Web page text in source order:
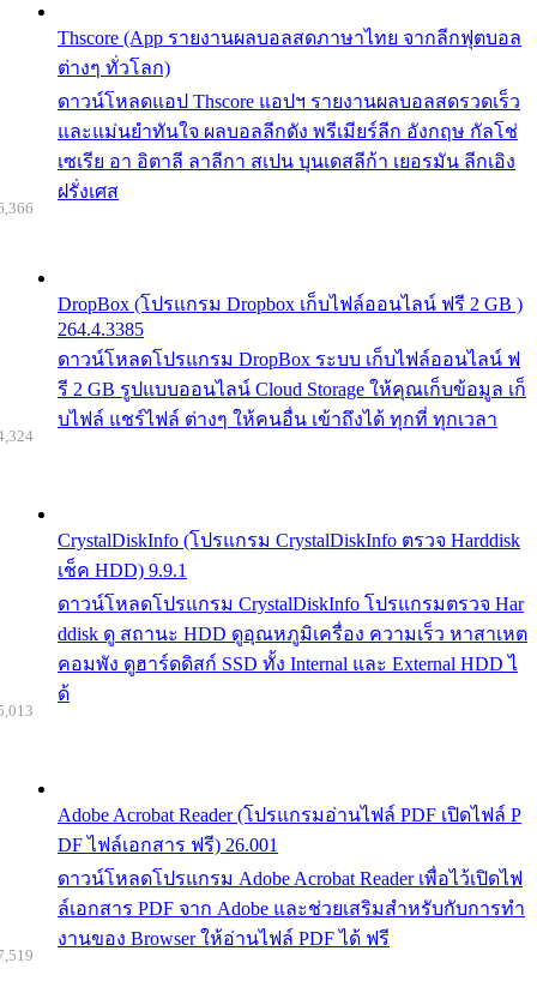
Thscore (App รายงานผลบอลสดภาษาไทย จากลีกฟุตบอล
ต่างๆ ทั่วโลก)
ดาวน์โหลดแอป Thscore แอปฯ รายงานผลบอลสดรวดเร็ว
และแม่นยำทันใจ ผลบอลลีกดัง พรีเมียร์ลีก อังกฤษ กัลโช่
เซเรีย อา อิตาลี ลาลีกา สเปน บุนเดสลีก้า เยอรมัน ลีกเอิง
ฝรั่งเศส
DropBox (โปรแกรม Dropbox เก็บไฟล์ออนไลน์ ฟรี 2 GB )
264.4.3385
ดาวน์โหลดโปรแกรม DropBox ระบบ เก็บไฟล์ออนไลน์ ฟ
รี 2 GB รูปแบบออนไลน์ Cloud Storage ให้คุณเก็บข้อมูล เก็
บไฟล์ แชร์ไฟล์ ต่างๆ ให้คนอื่น เข้าถึงได้ ทุกที่ ทุกเวลา
CrystalDiskInfo (โปรแกรม CrystalDiskInfo ตรวจ Harddisk
เช็ค HDD) 9.9.1
ดาวน์โหลดโปรแกรม CrystalDiskInfo โปรแกรมตรวจ Har
ddisk ดู สถานะ HDD ดูอุณหภูมิเครื่อง ความเร็ว หาสาเหต
คอมพัง ดูฮาร์ดดิสก์ SSD ทั้ง Internal และ External HDD ไ
ด้
Adobe Acrobat Reader (โปรแกรมอ่านไฟล์ PDF เปิดไฟล์ P
DF ไฟล์เอกสาร ฟรี) 26.001
ดาวน์โหลดโปรแกรม Adobe Acrobat Reader เพื่อไว้เปิดไฟ
ล์เอกสาร PDF จาก Adobe และช่วยเสริมสำหรับกับการทำ
งานของ Browser ให้อ่านไฟล์ PDF ได้ ฟรี